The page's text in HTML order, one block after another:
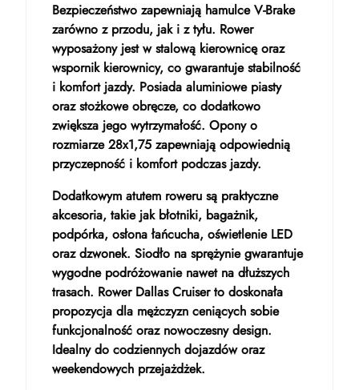
Bezpieczeństwo zapewniają hamulce V-Brake
zarówno z przodu, jak i z tyłu. Rower
wyposażony jest w stalową kierownicę oraz
wspornik kierownicy, co gwarantuje stabilność
i komfort jazdy. Posiada aluminiowe piasty
oraz stożkowe obręcze, co dodatkowo
zwiększa jego wytrzymałość. Opony o
rozmiarze 28x1,75 zapewniają odpowiednią
przyczepność i komfort podczas jazdy.
Dodatkowym atutem roweru są praktyczne
akcesoria, takie jak błotniki, bagażnik,
podpórka, osłona łańcucha, oświetlenie LED
oraz dzwonek. Siodło na sprężynie gwarantuje
wygodne podróżowanie nawet na dłuższych
trasach. Rower Dallas Cruiser to doskonała
propozycja dla mężczyzn ceniących sobie
funkcjonalność oraz nowoczesny design.
Idealny do codziennych dojazdów oraz
weekendowych przejażdżek.